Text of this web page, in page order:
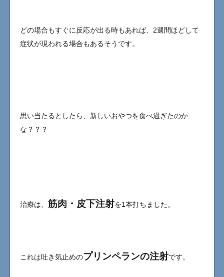
どの場合もすぐに反応が出る時もあれば、2週間ほどして
症状が現われる場合もあるそうです。
思い当たるとしたら、新しいおやつを食べ過ぎたのか
な？？？
治療は、 筋肉・皮下注射を1本打ちました。
これは吐き気止めのプリンペランの注射です。